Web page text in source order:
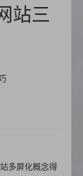
站三
多屏化概念得